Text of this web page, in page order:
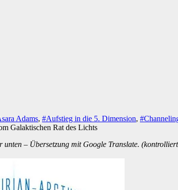
Adams, #Aufstieg in die 5. Dimension,
unten – Übersetzung mit Google Translate.